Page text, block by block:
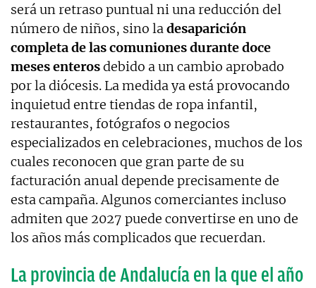
será un retraso puntual ni una reducción del
número de niños, sino ladesaparición
completa de las comuniones durante doce
meses enterosdebido a un cambio aprobado
por la diócesis. La medida ya está provocando
inquietud entre tiendas de ropa infantil,
restaurantes, fotógrafos o negocios
especializados en celebraciones, muchos de los
cuales reconocen que gran parte de su
facturación anual depende precisamente de
esta campaña. Algunos comerciantes incluso
admiten que 2027 puede convertirse en uno de
los años más complicados que recuerdan.
La provincia de Andalucía en la que el año